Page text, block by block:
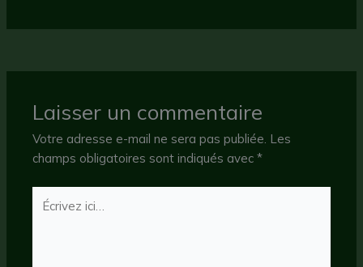
Laisser un commentaire
Votre adresse e-mail ne sera pas publiée. Les
champs obligatoires sont indiqués avec*
Écrivez
ici…